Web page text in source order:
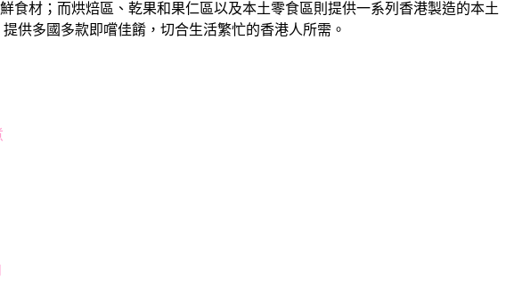
食材；而烘焙區、乾果和果仁區以及本土零食區則提供一系列香港製造的本土
供多國多款即嚐佳餚，切合生活繁忙的香港人所需。